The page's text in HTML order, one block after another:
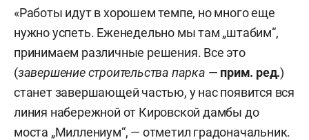
«Работы идут в хорошем темпе, но много еще
нужно успеть. Еженедельно мы там „штабим“,
принимаем различные решения. Все это
(завершение строительства парка — прим. ред.)
станет завершающей частью, у нас появится вся
линия набережной от Кировской дамбы до
моста „Миллениум“, — отметил градоначальник.